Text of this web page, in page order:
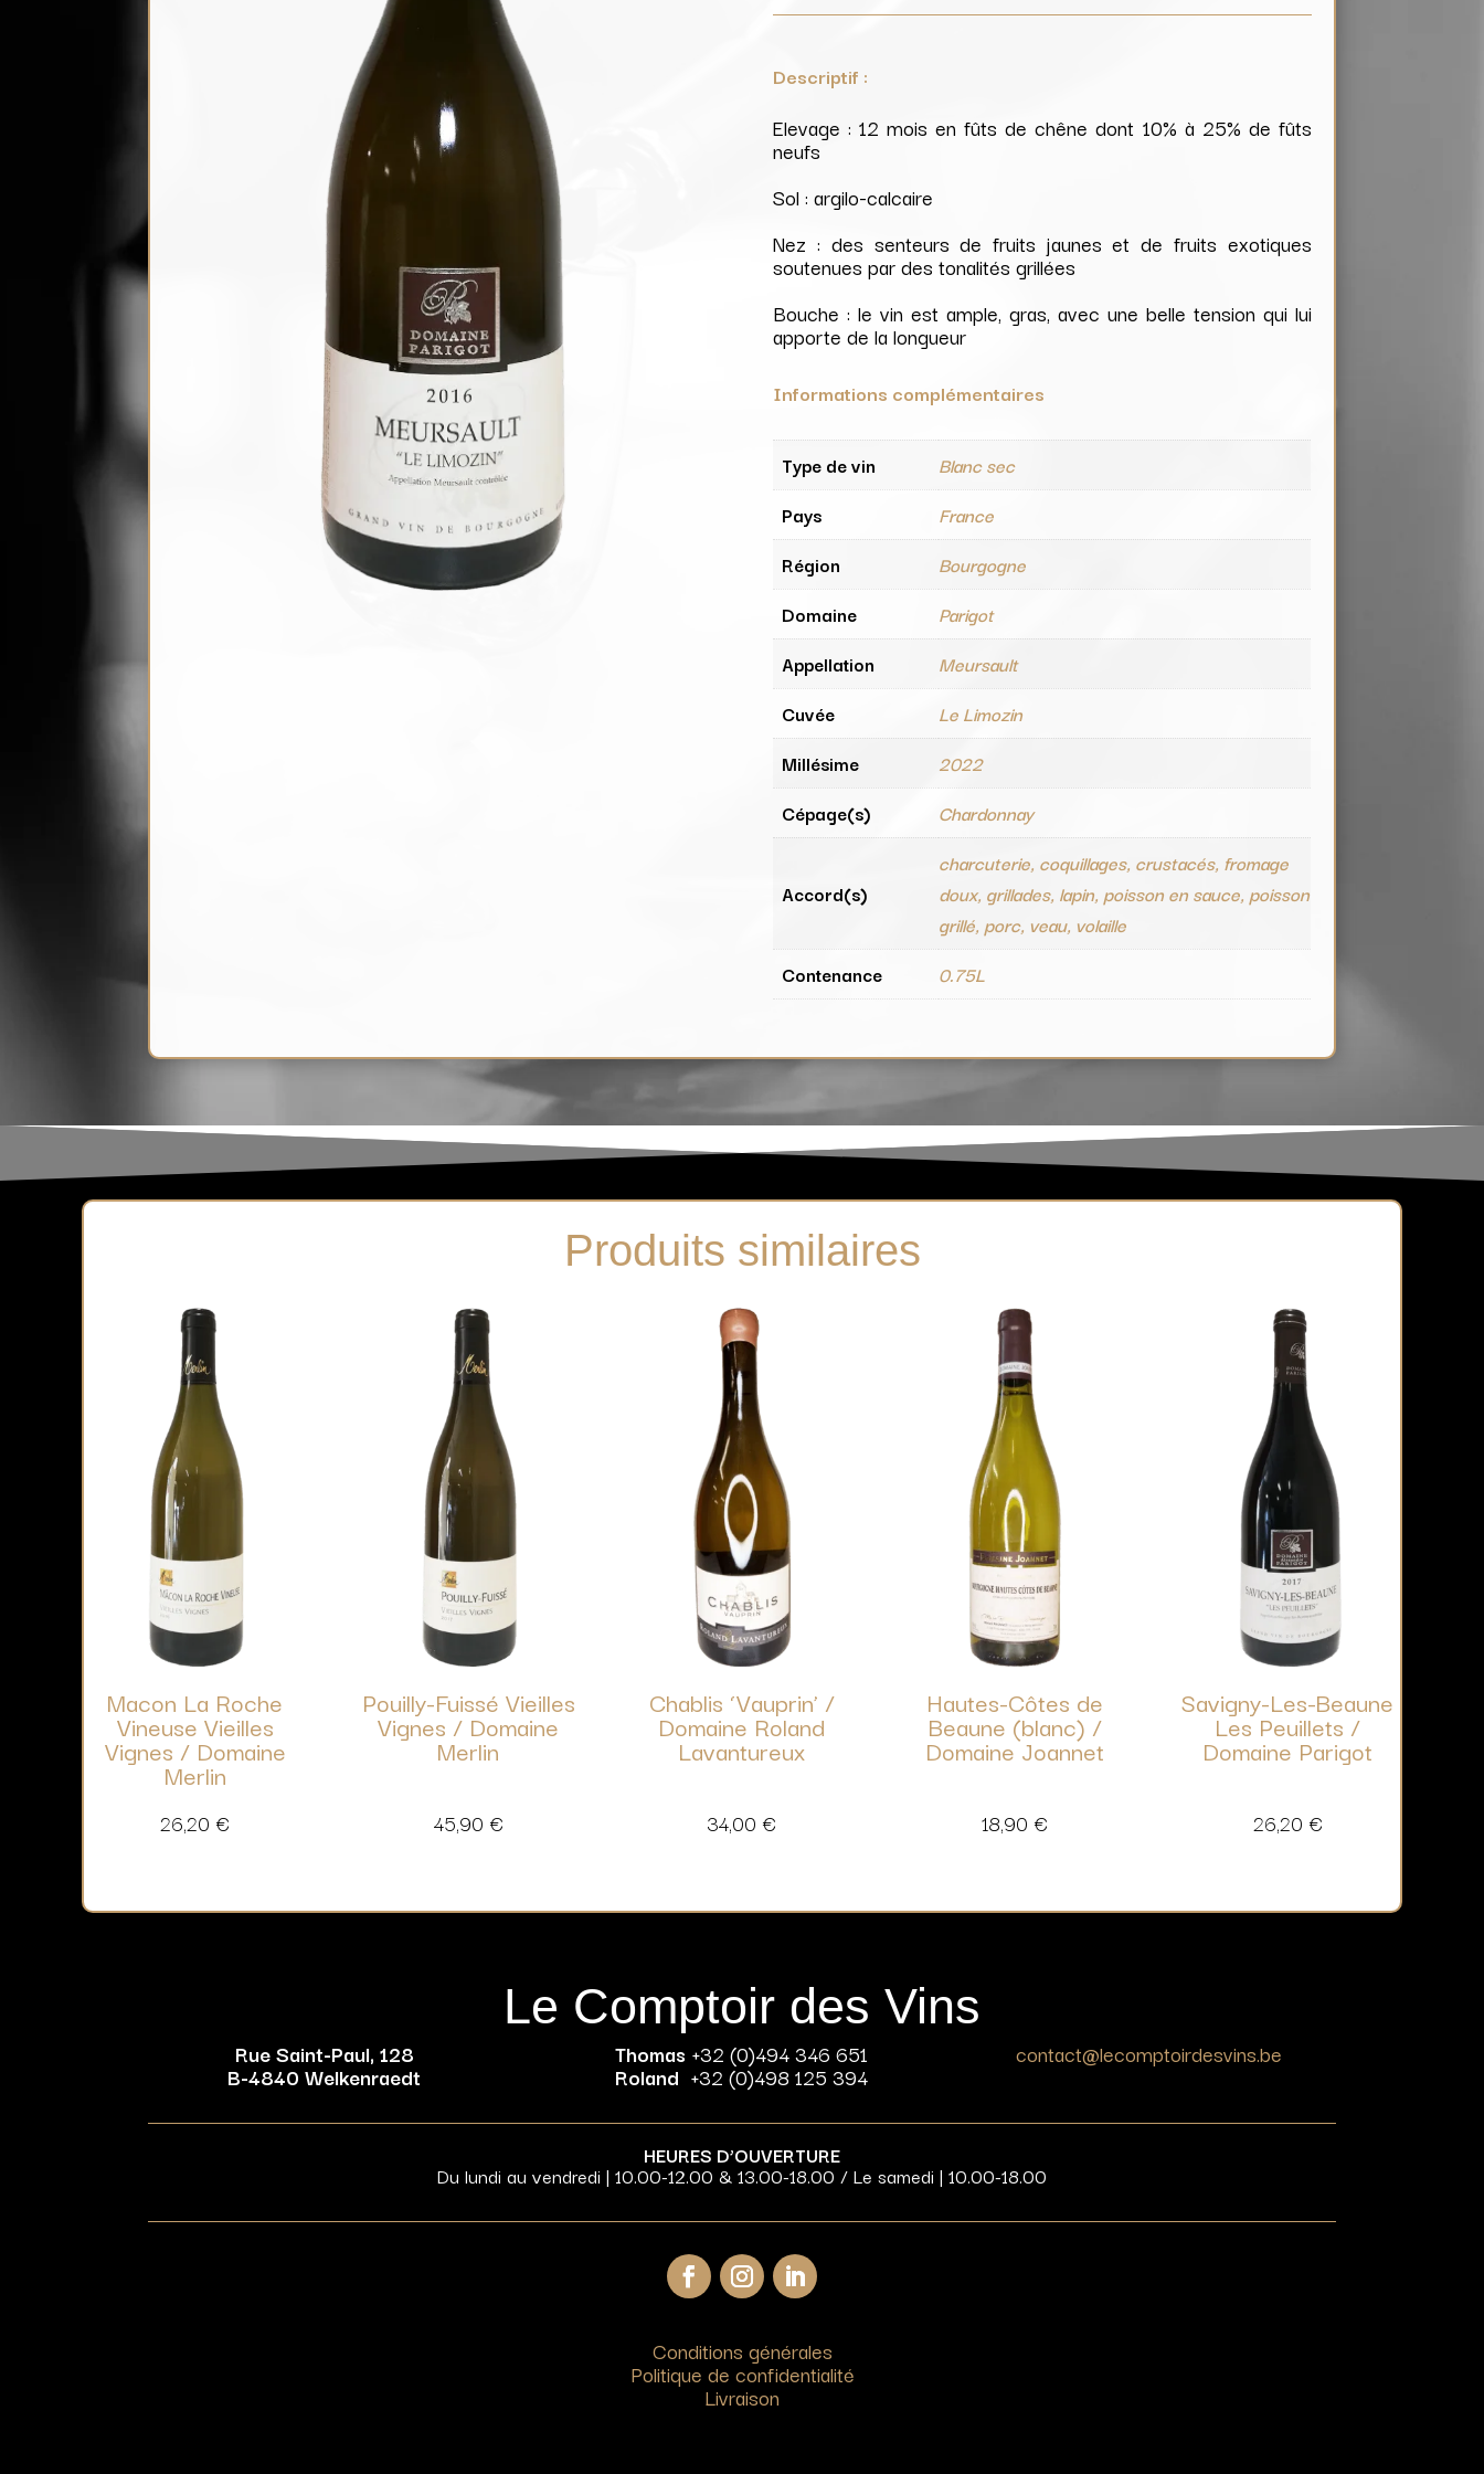
Descriptif :
Elevage : 12 mois en fûts de chêne dont 10% à 25% de fûts
neufs
Sol : argilo-calcaire
Nez : des senteurs de fruits jaunes et de fruits exotiques
soutenues par des tonalités grillées
Bouche : le vin est ample, gras, avec une belle tension qui lui
apporte de la longueur
Informations complémentaires
Type de vin
Blanc sec
Pays
France
Région
Bourgogne
Domaine
Parigot
Appellation
Meursault
Cuvée
Le Limozin
Millésime
2022
Cépage(s)
Chardonnay
Accord(s)
charcuterie, coquillages, crustacés, fromage
doux, grillades, lapin, poisson en sauce, poisson
grillé, porc, veau, volaille
Contenance
0.75L
Produits similaires
Macon La Roche
Vineuse Vieilles
Vignes / Domaine
Merlin
26,20 €
Pouilly-Fuissé Vieilles
Vignes / Domaine
Merlin
45,90 €
Chablis ‘Vauprin’ /
Domaine Roland
Lavantureux
34,00 €
Hautes-Côtes de
Beaune (blanc) /
Domaine Joannet
18,90 €
Savigny-Les-Beaune
Les Peuillets /
Domaine Parigot
26,20 €
Le Comptoir des Vins
Rue Saint-Paul, 128
B-4840 Welkenraedt
Thomas +32 (0)494 346 651
Roland +32 (0)498 125 394
contact@lecomptoirdesvins.be
HEURES D’OUVERTURE
Du lundi au vendredi | 10.00-12.00 & 13.00-18.00 / Le samedi | 10.00-18.00
Conditions générales
Politique de confidentialité
Livraison